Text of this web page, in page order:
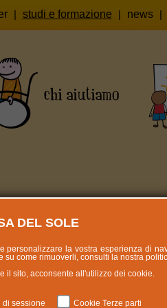
| studi e formazione | news |
DEL SOLE
personalizzare la vostra esperienza di
come rimuoverli, consulti la nostra
il sito, acconsente all'utilizzo dei cookie.
di sessione Cookie Terze parti